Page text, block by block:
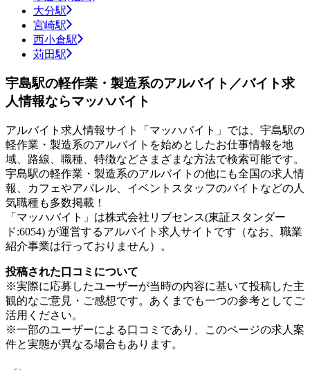
大分駅
宮崎駅
西小倉駅
苅田駅
宇島駅の軽作業・製造系のアルバイト／バイト求
人情報ならマッハバイト
アルバイト求人情報サイト「マッハバイト」では、宇島駅の
軽作業・製造系のアルバイトを始めとしたお仕事情報を地
域、路線、職種、特徴などさまざまな方法で検索可能です。
宇島駅の軽作業・製造系のアルバイトの他にも全国の求人情
報、カフェやアパレル、イベントスタッフのバイトなどの人
気職種も多数掲載！
「マッハバイト」は株式会社リブセンス(東証スタンダー
ド:6054) が運営するアルバイト求人サイトです（なお、職業
紹介事業は行っておりません）。
投稿された口コミについて
※実際に応募したユーザーが当時の内容に基いて投稿した主
観的なご意見・ご感想です。あくまでも一つの参考としてご
活用ください。
※一部のユーザーによる口コミであり、このページの求人案
件と実態が異なる場合もあります。